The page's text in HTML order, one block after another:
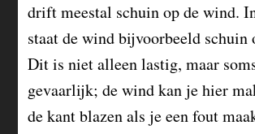
drift meestal schuin op de wind.
staat de wind bijvoorbeeld schuin
Dit is niet alleen lastig, maar
gevaarlijk; de wind kan je hier
de kant blazen als je een fout